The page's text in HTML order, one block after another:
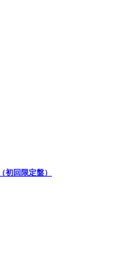
回限定盤）